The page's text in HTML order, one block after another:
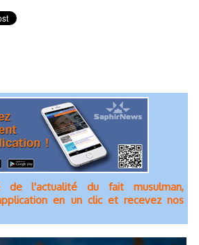
en un clic et recevez nos